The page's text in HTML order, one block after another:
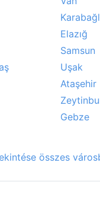
Elazığ
Samsun
Uşak
Ataşehir
Gebze
összes